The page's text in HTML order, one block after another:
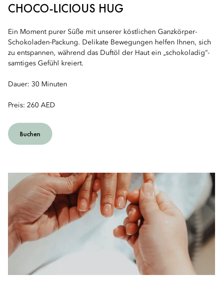
CHOCO-LICIOUS HUG
Ein Moment purer Süße mit unserer köstlichen Ganzkörper-
Schokoladen-Packung. Delikate Bewegungen helfen Ihnen, sich
zu entspannen, während das Duftöl der Haut ein „schokoladig“-
samtiges Gefühl kreiert.
Dauer: 30 Minuten
Preis: 260 AED
Buchen